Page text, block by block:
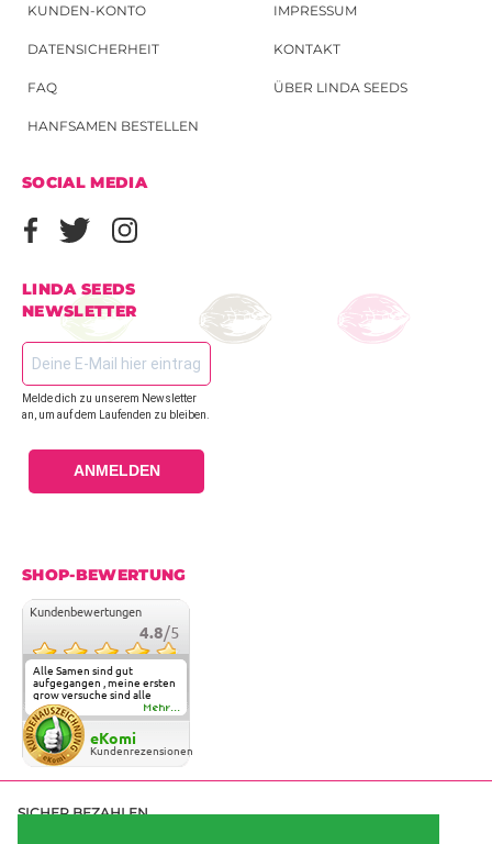
KUNDEN-KONTO
DATENSICHERHEIT
FAQ
HANFSAMEN BESTELLEN
IMPRESSUM
KONTAKT
ÜBER LINDA SEEDS
SOCIAL MEDIA
LINDA SEEDS
NEWSLETTER
Melde dich zu unserem Newsletter
an, um auf dem Laufenden zu bleiben.
ANMELDEN
SHOP-BEWERTUNG
Kundenbewertungen
4.8/5
Alle Samen sind gut
aufgegangen , meine ersten
grow versuche sind alle
geglückt. Die Sorten und
Anbieter Vielfalt
überzeugen sehr . Werde
wohl immer hier bestellen !
Mehr...
eKomi
Kundenrezensionen
SICHER BEZAHLEN